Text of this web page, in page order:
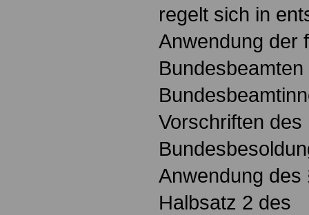
regelt sich in
Anwendung der
Bundesbeamten
Vorschriften des
Anwendung des
Halbsatz 2 des